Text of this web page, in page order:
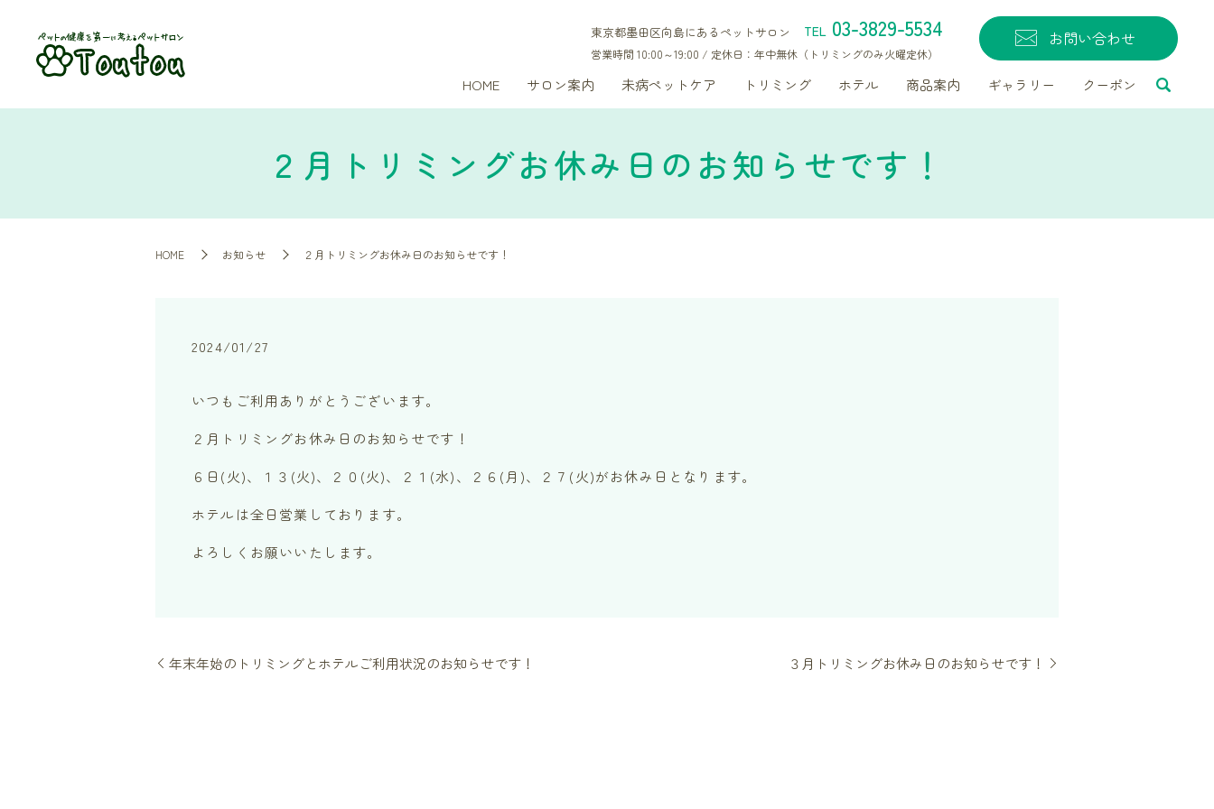
東京都墨田区向島にあるペットサロン TEL 03-3829-5534
営業時間 10:00～19:00 / 定休日：年中無休（トリミングのみ火曜定休）
お問い合わせ
HOME サロン案内 未病ペットケア トリミング ホテル 商品案内 ギャラリー クーポン
２月トリミングお休み日のお知らせです！
HOME お知らせ ２月トリミングお休み日のお知らせです！
2024/01/27
いつもご利用ありがとうございます。
２月トリミングお休み日のお知らせです！
６日(火)、１３(火)、２０(火)、２１(水)、２６(月)、２７(火)がお休み日となります。
ホテルは全日営業しております。
よろしくお願いいたします。
年末年始のトリミングとホテルご利用状況のお知らせです！ ３月トリミングお休み日のお知らせです！